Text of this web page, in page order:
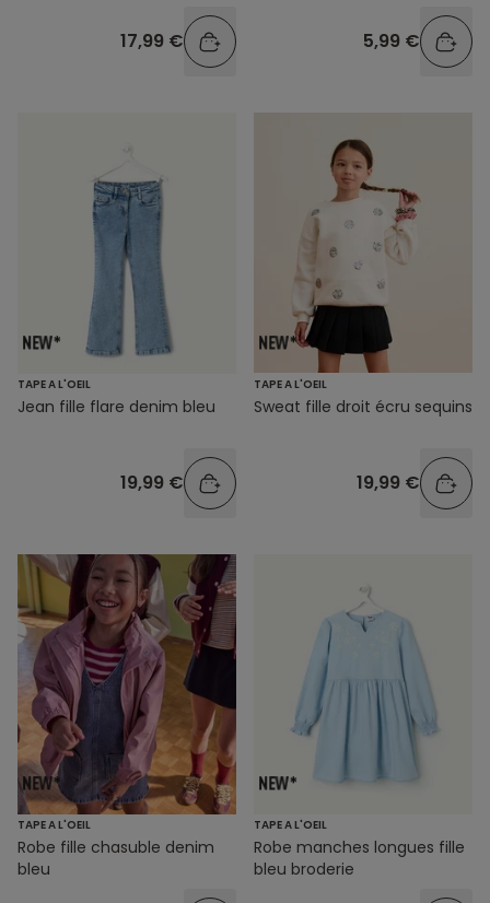
17,99 € 5,99 €
TAPE A L'OEIL
Jean fille flare denim bleu
19,99 €
TAPE A L'OEIL
Sweat fille droit écru sequins
19,99 €
TAPE A L'OEIL
Robe fille chasuble denim
bleu
TAPE A L'OEIL
Robe manches longues fille
bleu broderie